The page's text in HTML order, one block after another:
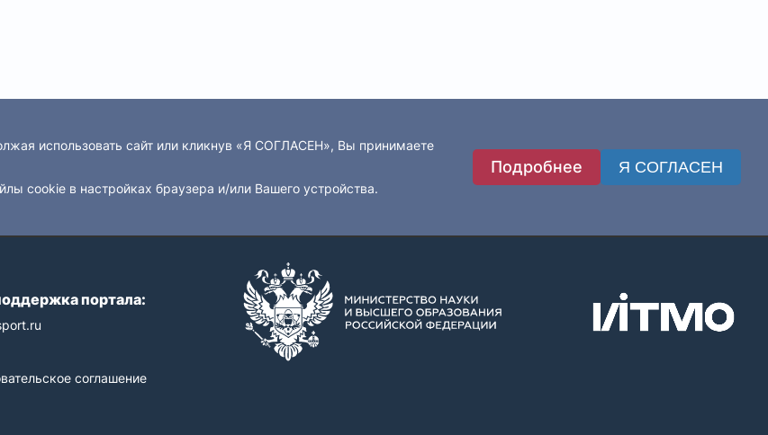
использовать сайт или кликнув «Я СОГЛАСЕН», Вы принимаете
cookie в настройках браузера и/или Вашего устройства.
Подробнее Я СОГЛАСЕН
портала:
соглашение